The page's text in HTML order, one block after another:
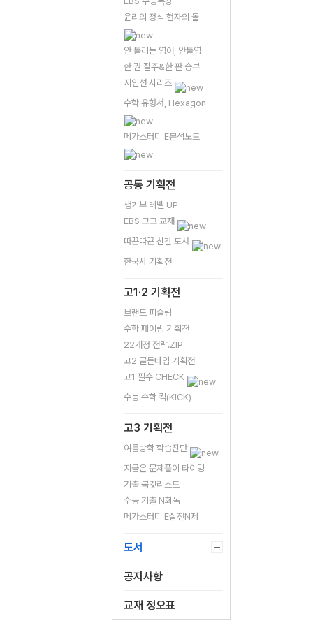
윤리의 정석 현자의 돌
안 틀리는 영어, 안틀영
한 권 질주&한 판 승부
지인선 시리즈
수학 유형서, Hexagon
메가스터디 E분석노트
공통 기획전
생기부 레벨 UP
EBS 고교 교재
따끈따끈 신간 도서
한국사 기획전
고1·2 기획전
브랜드 퍼즐링
수학 페어링 기획전
22개정 전략.ZIP
고2 골든타임 기획전
고1 필수 CHECK
수능 수학 킥(KICK)
고3 기획전
여름방학 학습진단
지금은 문제풀이 타이밍
기출 북킷리스트
수능 기출 N회독
메가스터디 E실전N제
도서
공지사항
교재 정오표